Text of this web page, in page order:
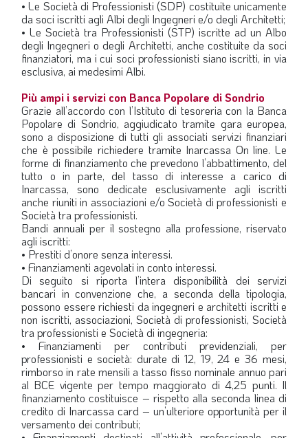
• Le Società di Professionisti (SDP) costituite unicamente
da soci iscritti agli Albi degli Ingegneri e/o degli Architetti;
• Le Società tra Professionisti (STP) iscritte ad un Albo
degli Ingegneri o degli Architetti, anche costituite da soci
finanziatori, ma i cui soci professionisti siano iscritti, in via
esclusiva, ai medesimi Albi.
Più ampi i servizi con Banca Popolare di Sondrio
Grazie all’accordo con l’Istituto di tesoreria con la Banca
Popolare di Sondrio, aggiudicato tramite gara europea,
sono a disposizione di tutti gli associati servizi finanziari
che è possibile richiedere tramite Inarcassa On line. Le
forme di finanziamento che prevedono l’abbattimento, del
tutto o in parte, del tasso di interesse a carico di
Inarcassa, sono dedicate esclusivamente agli iscritti
anche riuniti in associazioni e/o Società di professionisti e
Società tra professionisti.
Bandi annuali per il sostegno alla professione, riservato
agli iscritti:
• Prestiti d’onore senza interessi.
• Finanziamenti agevolati in conto interessi.
Di seguito si riporta l’intera disponibilità dei servizi
bancari in convenzione che, a seconda della tipologia,
possono essere richiesti da ingegneri e architetti iscritti e
non iscritti, associazioni, Società di professionisti, Società
tra professionisti e Società di ingegneria:
• Finanziamenti per contributi previdenziali, per
professionisti e società: durate di 12, 19, 24 e 36 mesi,
rimborso in rate mensili a tasso fisso nominale annuo pari
al BCE vigente per tempo maggiorato di 4,25 punti. Il
finanziamento costituisce – rispetto alla seconda linea di
credito di Inarcassa card – un’ulteriore opportunità per il
versamento dei contributi;